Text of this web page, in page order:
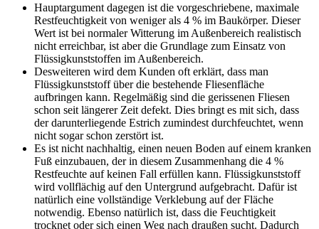
Hauptargument dagegen ist die vorgeschriebene, maximale
Restfeuchtigkeit von weniger als 4 % im Baukörper. Dieser
Wert ist bei normaler Witterung im Außenbereich realistisch
nicht erreichbar, ist aber die Grundlage zum Einsatz von
Flüssigkunststoffen im Außenbereich.
Desweiteren wird dem Kunden oft erklärt, dass man
Flüssigkunststoff über die bestehende Fliesenfläche
aufbringen kann. Regelmäßig sind die gerissenen Fliesen
schon seit längerer Zeit defekt. Dies bringt es mit sich, dass
der darunterliegende Estrich zumindest durchfeuchtet, wenn
nicht sogar schon zerstört ist.
Es ist nicht nachhaltig, einen neuen Boden auf einem kranken
Fuß einzubauen, der in diesem Zusammenhang die 4 %
Restfeuchte auf keinen Fall erfüllen kann. Flüssigkunststoff
wird vollflächig auf den Untergrund aufgebracht. Dafür ist
natürlich eine vollständige Verklebung auf der Fläche
notwendig. Ebenso natürlich ist, dass die Feuchtigkeit
trocknet oder sich einen Weg nach draußen sucht. Dadurch